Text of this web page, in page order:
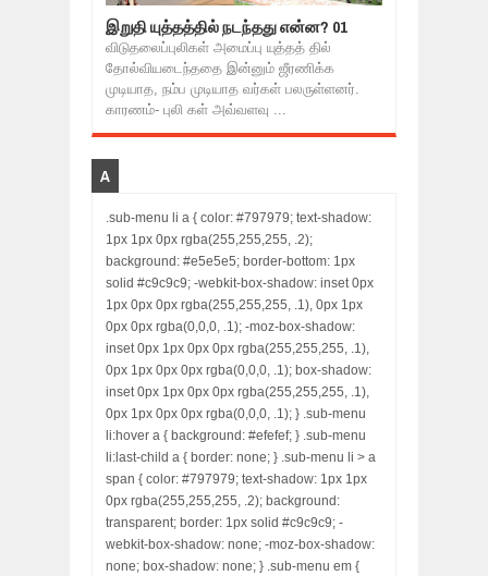
இறுதி யுத்தத்தில் நடந்தது என்ன? 01
விடுதலைப்புலிகள் அமைப்பு யுத்தத் தில்
தோல்வியடைந்ததை இன்னும் ஜீரணிக்க
முடியாத, நம்ப முடியாத வர்கள் பலருள்ளனர்.
காரணம்- புலி கள் அவ்வளவு ...
A
.sub-menu li a { color: #797979; text-shadow:
1px 1px 0px rgba(255,255,255, .2);
background: #e5e5e5; border-bottom: 1px
solid #c9c9c9; -webkit-box-shadow: inset 0px
1px 0px 0px rgba(255,255,255, .1), 0px 1px
0px 0px rgba(0,0,0, .1); -moz-box-shadow:
inset 0px 1px 0px 0px rgba(255,255,255, .1),
0px 1px 0px 0px rgba(0,0,0, .1); box-shadow:
inset 0px 1px 0px 0px rgba(255,255,255, .1),
0px 1px 0px 0px rgba(0,0,0, .1); } .sub-menu
li:hover a { background: #efefef; } .sub-menu
li:last-child a { border: none; } .sub-menu li > a
span { color: #797979; text-shadow: 1px 1px
0px rgba(255,255,255, .2); background:
transparent; border: 1px solid #c9c9c9; -
webkit-box-shadow: none; -moz-box-shadow:
none; box-shadow: none; } .sub-menu em {